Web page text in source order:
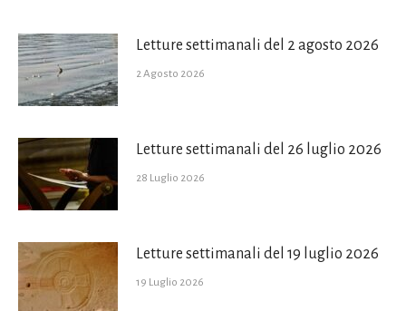
Letture settimanali del 2 agosto 2026
2 Agosto 2026
Letture settimanali del 26 luglio 2026
28 Luglio 2026
Letture settimanali del 19 luglio 2026
19 Luglio 2026